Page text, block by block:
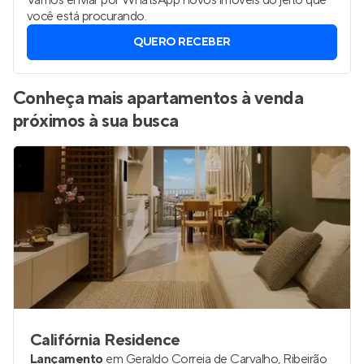
você está procurando.
QUERO RECEBER
Conheça mais apartamentos à venda
próximos à sua busca
Califórnia Residence
Lançamento em Geraldo Correia de Carvalho, Ribeirão